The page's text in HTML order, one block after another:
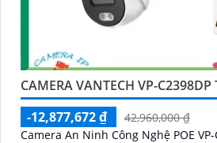
CAMERA VANTECH VP-C2398DP
-12,877,672 ₫
42,960,000 ₫
Camera An Ninh Công Nghệ POE